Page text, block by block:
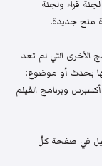
قراء ولجنة
منح جديدة.
الأخرى التي لم تعد
بحدث أو موضوع:
وبرنامج الفيلم
في صفحة كلّ